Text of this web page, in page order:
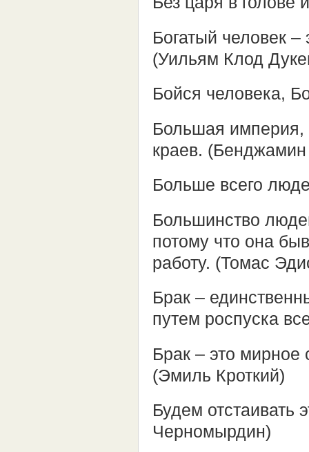
Богатый человек
(Уильям Клод
Бойся человека,
Большая империя,
краев.
Больше всего
Большинство
потому что она
работу. (Томас
Брак –
путем роспуска
Брак – это мирное
(Эмиль Кроткий)
Будем отстаивать
Черномырдин)